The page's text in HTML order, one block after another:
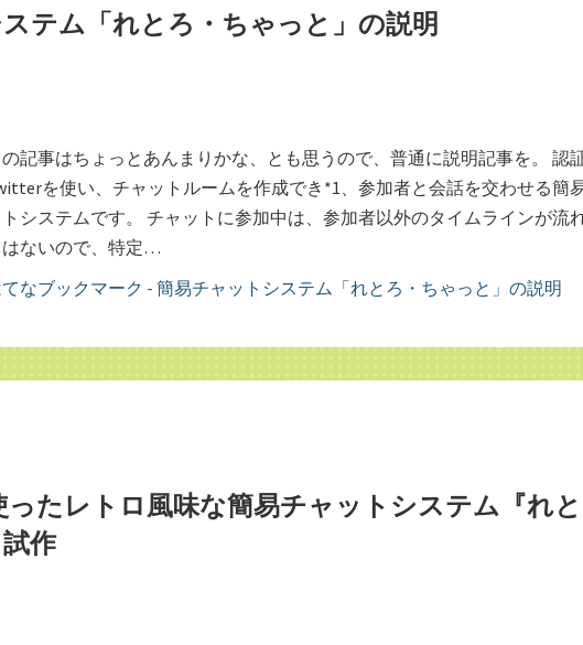
テム「れとろ・ちゃっと」の説明
記事はちょっとあんまりかな、とも思うので、普通に説明記事を。 認
を使い、チャットルームを作成でき*1、参加者と会話を交わせる簡
トシステムです。 チャットに参加中は、参加者以外のタイムラインが流
はないので、特定…
たレトロ風味な簡易チャットシステム『れと
作